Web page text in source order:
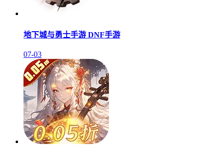
地下城与勇士手游 DNF手游
07-03